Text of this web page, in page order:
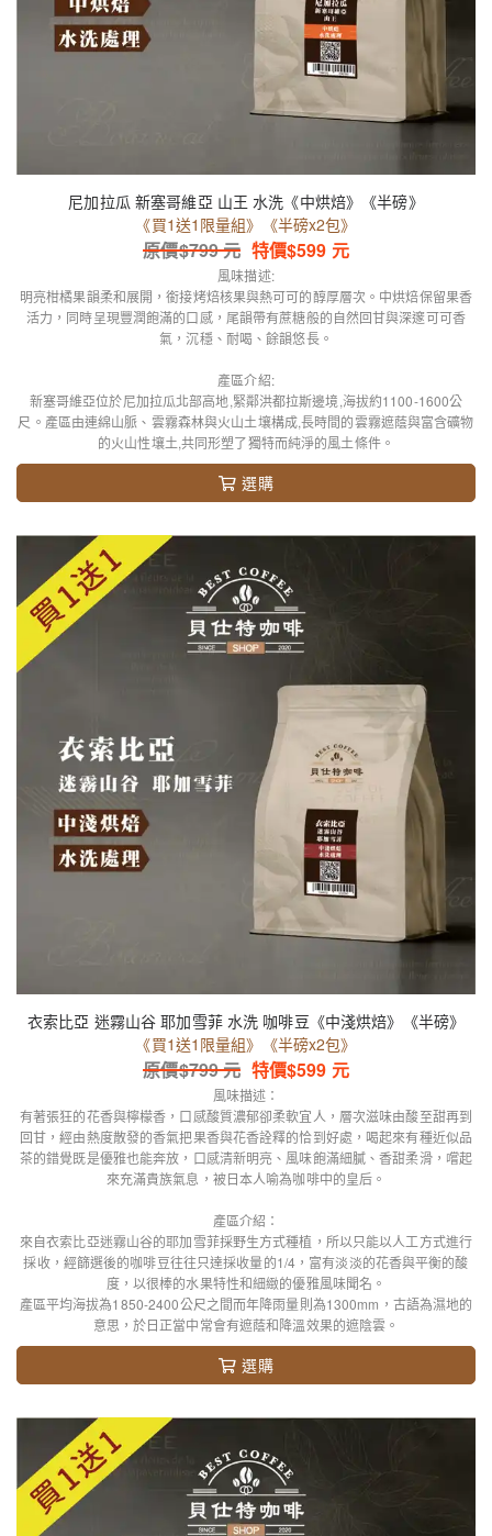
尼加拉瓜 新塞哥維亞 山王 水洗《中烘焙》《半磅》
《買1送1限量組》《半磅x2包》
原價$799元 特價$599 元
風味描述:
明亮柑橘果韻柔和展開，銜接烤焙核果與熱可可的醇厚層次。中烘焙保留果香
活力，同時呈現豐潤飽滿的口感，尾韻帶有蔗糖般的自然回甘與深邃可可香
氣，沉穩、耐喝、餘韻悠長。
產區介紹:
新塞哥維亞位於尼加拉瓜北部高地,緊鄰洪都拉斯邊境,海拔約1100-1600公
尺。產區由連綿山脈、雲霧森林與火山土壤構成,長時間的雲霧遮蔭與富含礦物
的火山性壤土,共同形塑了獨特而純淨的風土條件。
選購
衣索比亞 迷霧山谷 耶加雪菲 水洗 咖啡豆《中淺烘焙》《半磅》
《買1送1限量組》《半磅x2包》
原價$799元 特價$599 元
風味描述：
有著張狂的花香與檸檬香，口感酸質濃郁卻柔軟宜人，層次滋味由酸至甜再到
回甘，經由熱度散發的香氣把果香與花香詮釋的恰到好處，喝起來有種近似品
茶的錯覺既是優雅也能奔放，口感清新明亮、風味飽滿細膩、香甜柔滑，嚐起
來充滿貴族氣息，被日本人喻為咖啡中的皇后。
產區介紹：
來自衣索比亞迷霧山谷的耶加雪菲採野生方式種植，所以只能以人工方式進行
採收，經篩選後的咖啡豆往往只達採收量的1/4，富有淡淡的花香與平衡的酸
度，以很棒的水果特性和細緻的優雅風味聞名。
產區平均海拔為1850-2400公尺之間而年降雨量則為1300mm，古語為濕地的
意思，於日正當中常會有遮蔭和降溫效果的遮陰雲。
選購